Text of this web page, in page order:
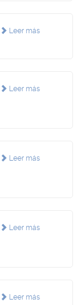
Leer más
Leer más
Leer más
Leer más
Leer más